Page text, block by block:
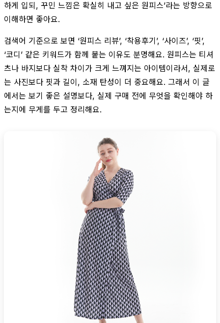
하게 입되, 꾸민 느낌은 확실히 내고 싶은 원피스’라는 방향으로
이해하면 좋아요.
검색어 기준으로 보면 ‘원피스 리뷰’, ‘착용후기’, ‘사이즈’, ‘핏’,
‘코디’ 같은 키워드가 함께 붙는 이유도 분명해요. 원피스는 티셔
츠나 바지보다 실착 차이가 크게 느껴지는 아이템이라서, 실제로
는 사진보다 핏과 길이, 소재 탄성이 더 중요해요. 그래서 이 글
에서는 보기 좋은 설명보다, 실제 구매 전에 무엇을 확인해야 하
는지에 무게를 두고 정리해요.